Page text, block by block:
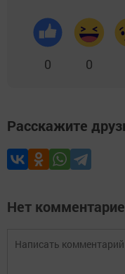
0 0
Расскажите
Нет